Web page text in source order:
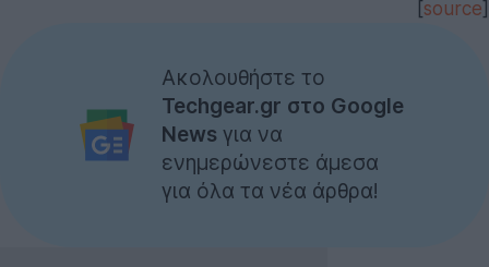
[source]
Ακολουθήστε το
Techgear.gr στο Google
News για να
ενημερώνεστε άμεσα
για όλα τα νέα άρθρα!